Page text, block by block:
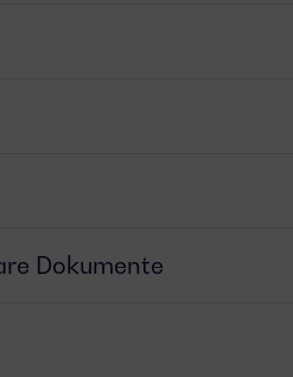
Dokumente